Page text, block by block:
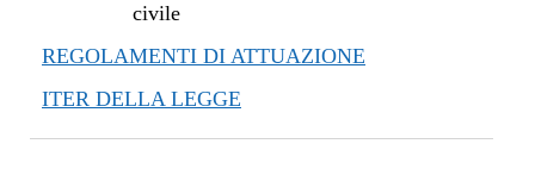
civile
REGOLAMENTI DI ATTUAZIONE
ITER DELLA LEGGE